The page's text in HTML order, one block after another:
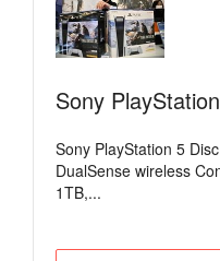
​Sony
Sony PlayStation 5
DualSense wireless
1TB,...